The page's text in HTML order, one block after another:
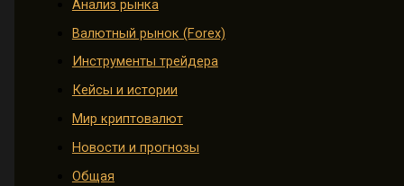
Анализ рынка
Валютный рынок (Forex)
Инструменты трейдера
Кейсы и истории
Мир криптовалют
Новости и прогнозы
Общая